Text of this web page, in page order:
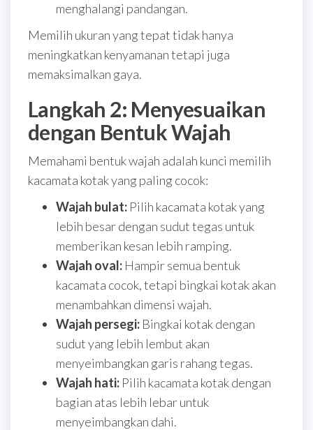
menghalangi pandangan.
Memilih ukuran yang tepat tidak hanya
meningkatkan kenyamanan tetapi juga
memaksimalkan gaya.
Langkah 2: Menyesuaikan
dengan Bentuk Wajah
Memahami bentuk wajah adalah kunci memilih
kacamata kotak yang paling cocok:
Wajah bulat: Pilih kacamata kotak yang
lebih besar dengan sudut tegas untuk
memberikan kesan lebih ramping.
Wajah oval: Hampir semua bentuk
kacamata cocok, tetapi bingkai kotak akan
menambahkan dimensi wajah.
Wajah persegi: Bingkai kotak dengan
sudut yang lebih lembut akan
menyeimbangkan garis rahang tegas.
Wajah hati: Pilih kacamata kotak dengan
bagian atas lebih lebar untuk
menyeimbangkan dahi.